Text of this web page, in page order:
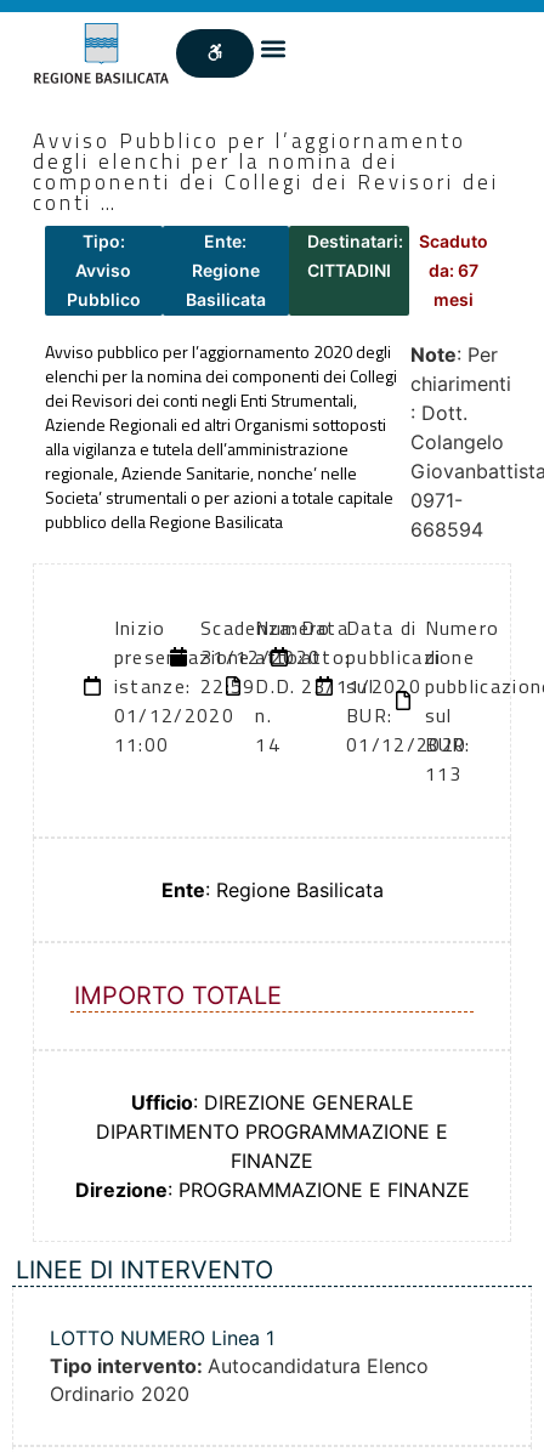
Avviso Pubblico per l’aggiornamento
degli elenchi per la nomina dei
componenti dei Collegi dei Revisori dei
conti …
Tipo:
Avviso
Pubblico
Ente:
Regione
Basilicata
Destinatari:
CITTADINI
Scaduto
da: 67
mesi
Avviso pubblico per l’aggiornamento 2020 degli
elenchi per la nomina dei componenti dei Collegi
dei Revisori dei conti negli Enti Strumentali,
Aziende Regionali ed altri Organismi sottoposti
alla vigilanza e tutela dell’amministrazione
regionale, Aziende Sanitarie, nonche’ nelle
Societa’ strumentali o per azioni a totale capitale
pubblico della Regione Basilicata
Note: Per
chiarimenti
: Dott.
Colangelo
0971-
668594
Inizio
presentazione
istanze:
01/12/2020
11:00
Scadenza:
31/12/2020
22:59
Numero
atto:
D.D.
n.
14
Data
atto:
23/11/2020
Data di
pubblicazione
sul
BUR:
01/12/2020
Numero
di
sul
BUR:
113
Ente: Regione Basilicata
IMPORTO TOTALE
Ufficio: DIREZIONE GENERALE
DIPARTIMENTO PROGRAMMAZIONE E
FINANZE
Direzione: PROGRAMMAZIONE E FINANZE
LINEE DI INTERVENTO
LOTTO NUMERO Linea 1
Tipo intervento: Autocandidatura Elenco
Ordinario 2020